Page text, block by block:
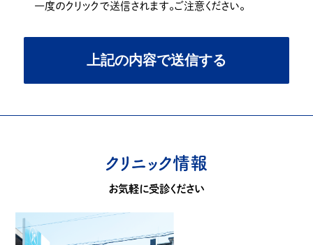
一度のクリックで送信されます。ご注意ください。
クリニック情報
お気軽に受診ください